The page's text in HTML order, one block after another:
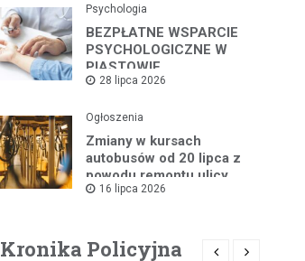
Psychologia
BEZPŁATNE WSPARCIE
PSYCHOLOGICZNE W
PIASTOWIE
28 lipca 2026
Ogłoszenia
Zmiany w kursach
autobusów od 20 lipca z
powodu remontu ulicy
16 lipca 2026
Kronika Policyjna